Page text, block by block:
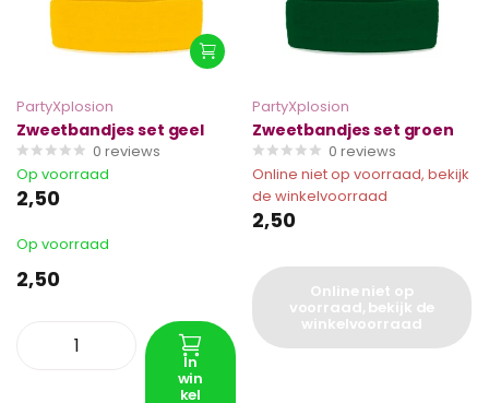
PartyXplosion
Zweetbandjes set geel
0 reviews
Op voorraad
2,50
Op voorraad
2,50
In
win
kel
PartyXplosion
Zweetbandjes set groen
0 reviews
Online niet op voorraad, bekijk
de winkelvoorraad
2,50
Online niet op
voorraad, bekijk de
winkelvoorraad